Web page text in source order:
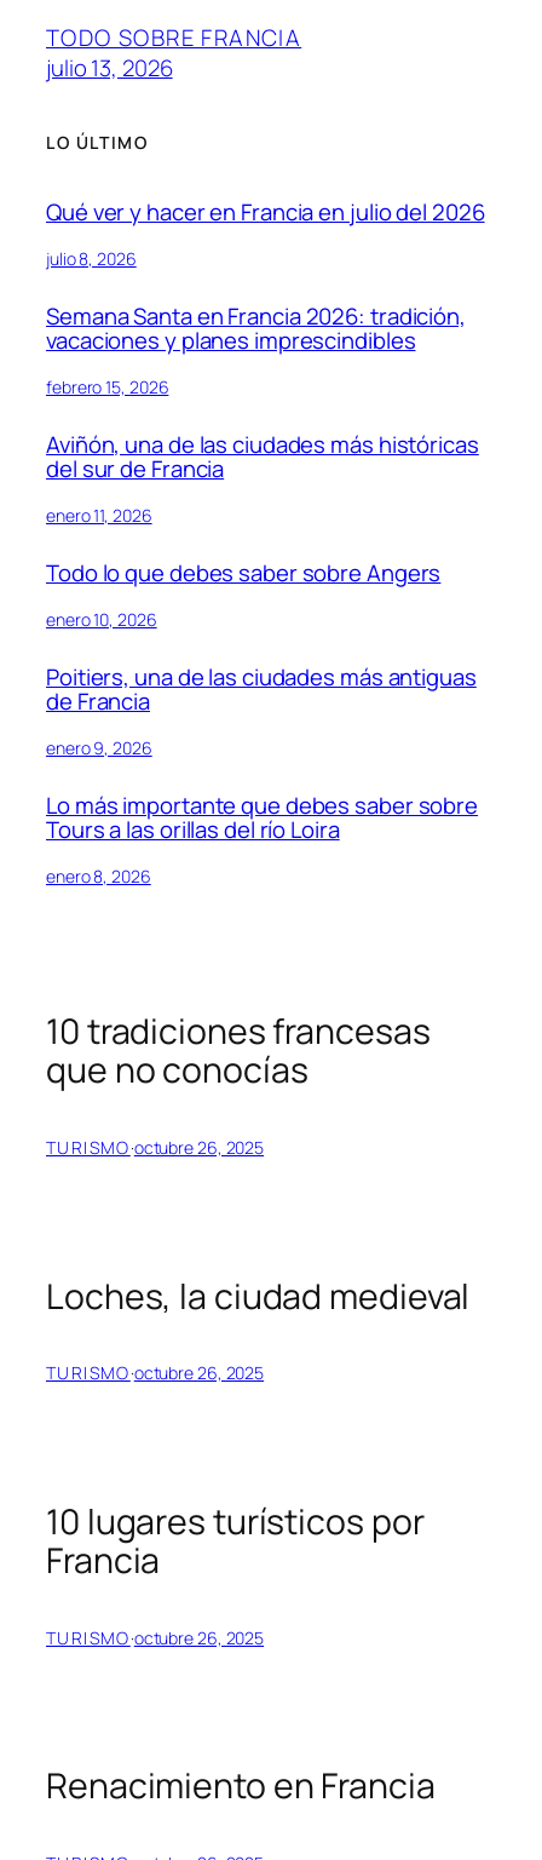
TODO SOBRE FRANCIA
julio 13, 2026
LO ÚLTIMO
Qué ver y hacer en Francia en julio del 2026
julio 8, 2026
Semana Santa en Francia 2026: tradición,
vacaciones y planes imprescindibles
febrero 15, 2026
Aviñón, una de las ciudades más históricas
del sur de Francia
enero 11, 2026
Todo lo que debes saber sobre Angers
enero 10, 2026
Poitiers, una de las ciudades más antiguas
de Francia
enero 9, 2026
Lo más importante que debes saber sobre
Tours a las orillas del río Loira
enero 8, 2026
10 tradiciones francesas
que no conocías
TURISMO·octubre 26, 2025
Loches, la ciudad medieval
TURISMO·octubre 26, 2025
10 lugares turísticos por
Francia
TURISMO·octubre 26, 2025
Renacimiento en Francia